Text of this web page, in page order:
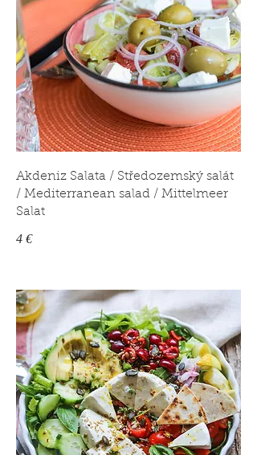
Akdeniz Salata / Středozemský salát
/ Mediterranean salad / Mittelmeer
Salat
4 €